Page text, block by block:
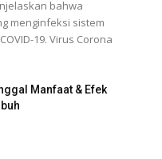
bahwa
menginfeksi sistem
19. Virus Corona
Manfaat & Efek